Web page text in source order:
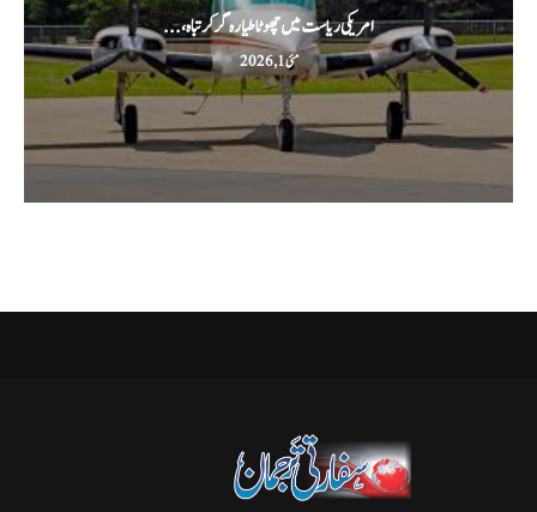
امریکی ریاست میں چھوٹا طیارہ گر کر تباہ،...
مئی 1, 2026